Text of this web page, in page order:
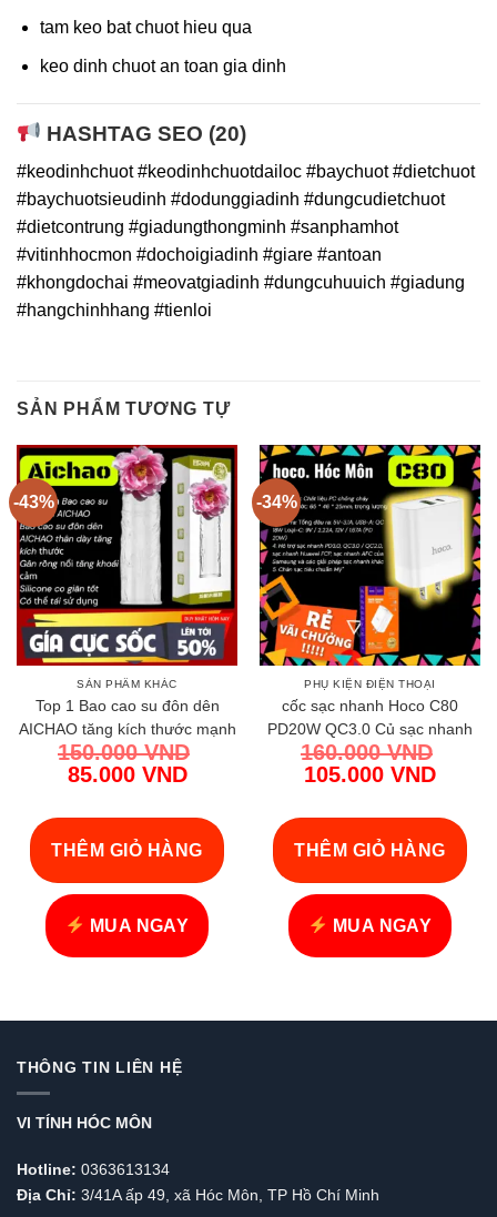
tam keo bat chuot hieu qua
keo dinh chuot an toan gia dinh
HASHTAG SEO (20)
#keodinhchuot #keodinhchuotdailoc #baychuot #dietchuot
#baychuotsieudinh #dodunggiadinh #dungcudietchuot
#dietcontrung #giadungthongminh #sanphamhot
#vitinhhocmon #dochoigiadinh #giare #antoan
#khongdochai #meovatgiadinh #dungcuhuuich #giadung
#hangchinhhang #tienloi
SẢN PHẨM TƯƠNG TỰ
-43%
SẢN PHẨM KHÁC
Top 1 Bao cao su đôn dên
AICHAO tăng kích thước mạnh
mẽ chính hãng | Vi Tính Hóc
Môn
150.000VND
Giá
là:
150.000 VND.
85.000 VND
hiện
tại
là:
85.000 VND.
THÊM GIỎ HÀNG
MUA NGAY
-34%
PHỤ KIỆN ĐIỆN THOẠI
cốc sạc nhanh Hoco C80
PD20W QC3.0 Củ sạc nhanh
Hoco C80 PD QC sạc siêu tốc
an toàn chính hãng
160.000VND
Giá
là:
160.000
105.000 VND
hiện
tại
là:
105.000
THÊM GIỎ HÀNG
MUA NGAY
THÔNG TIN LIÊN HỆ
VI TÍNH HÓC MÔN
Hotline: 0363613134
Địa Chỉ: 3/41A ấp 49, xã Hóc Môn, TP Hồ Chí Minh